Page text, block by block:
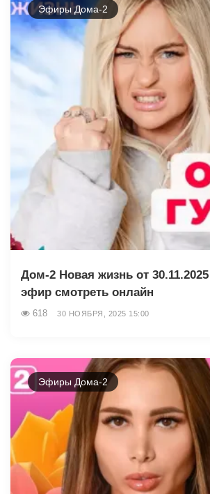
Эфиры Дома-2
Дом-2 Новая жизнь от
эфир смотреть онлайн
618 30 НОЯБРЯ, 2025 15:00
Эфиры Дома-2